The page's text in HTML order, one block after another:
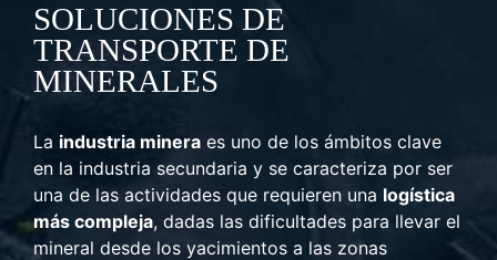
SOLUCIONES DE
TRANSPORTE DE
MINERALES
La industria minera es uno de los ámbitos clave
en la industria secundaria y se caracteriza por ser
una de las actividades que requieren una logística
más compleja, dadas las dificultades para llevar el
mineral desde los yacimientos a las zonas